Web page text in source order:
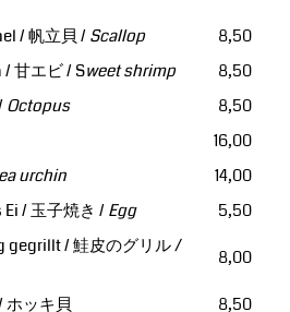
/ 帆立貝 /Scallop
8,50
甘エビ / Sweet shrimp
8,50
Octopus
8,50
16,00
urchin
14,00
/ 玉子焼き /Egg
5,50
gegrillt / 鮭皮のグリル/
8,00
ホッキ貝
8,50